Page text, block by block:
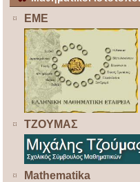
ΕΜΕ
ΤΖΟΥΜΑΣ
Mathematika